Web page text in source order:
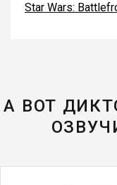
Star Wars:
А ВОТ